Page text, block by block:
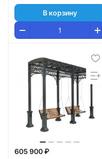
В корзину
605 900 ₽